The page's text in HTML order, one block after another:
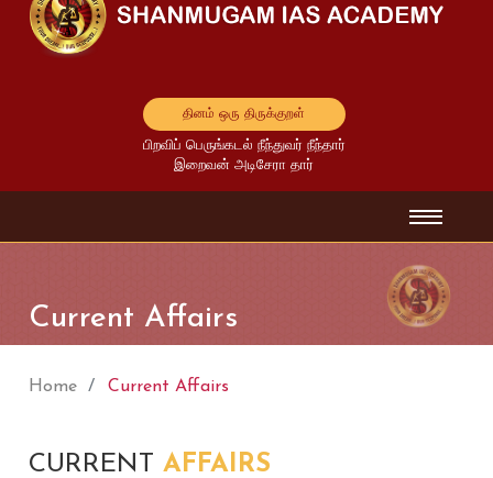
தினம் ஒரு திருக்குறள்
பிறவிப் பெருங்கடல் நீந்துவர் நீந்தார்
இறைவன் அடிசேரா தார்
Current Affairs
Home Current Affairs
CURRENTAFFAIRS